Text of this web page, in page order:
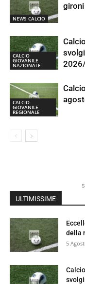
NEWS CALCIO
CALCIO
GIOVANILE
NAZIONALE
CALCIO
GIOVANILE
REGIONALE
ULTIMISSIME
della
5